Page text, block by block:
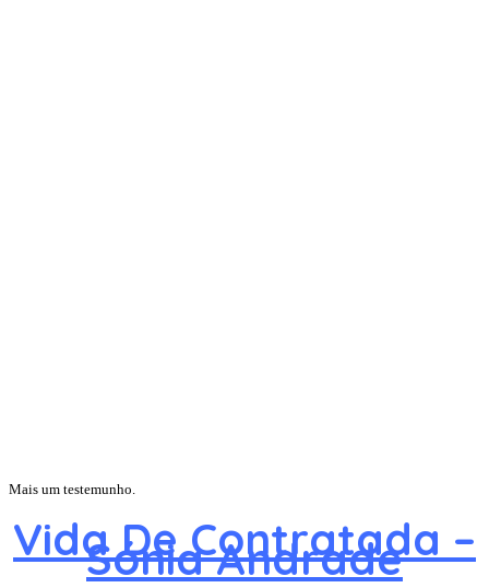
Mais um testemunho.
Vida De Contratada –
Sónia Andrade